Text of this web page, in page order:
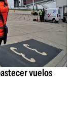
vuelos